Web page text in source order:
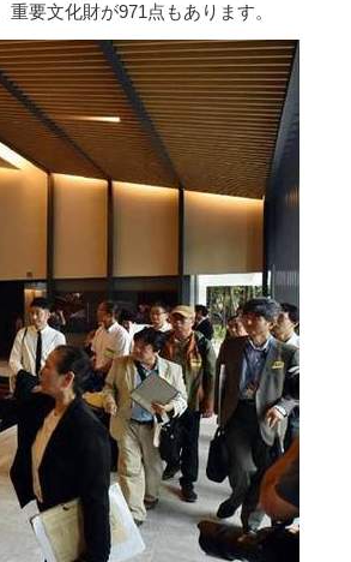
要文化財が971点もあります。